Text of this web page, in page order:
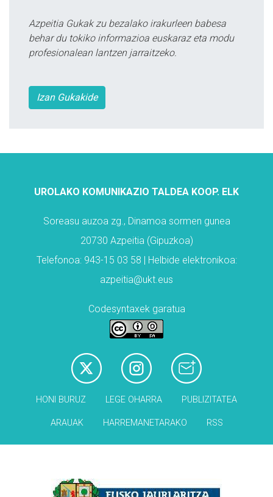
Azpeitia Gukak zu bezalako irakurleen babesa
behar du tokiko informazioa euskaraz eta modu
profesionalean lantzen jarraitzeko.
Izan Gukakide
UROLAKO KOMUNIKAZIO TALDEA KOOP. ELK
Soreasu auzoa zg., Dinamoa sormen gunea
20730 Azpeitia (Gipuzkoa)
Telefonoa: 943-15 03 58 | Helbide elektronikoa:
azpeitia@ukt.eus
Codesyntaxek garatua
HONI BURUZ LEGE OHARRA PUBLIZITATEA
ARAUAK HARREMANETARAKO RSS